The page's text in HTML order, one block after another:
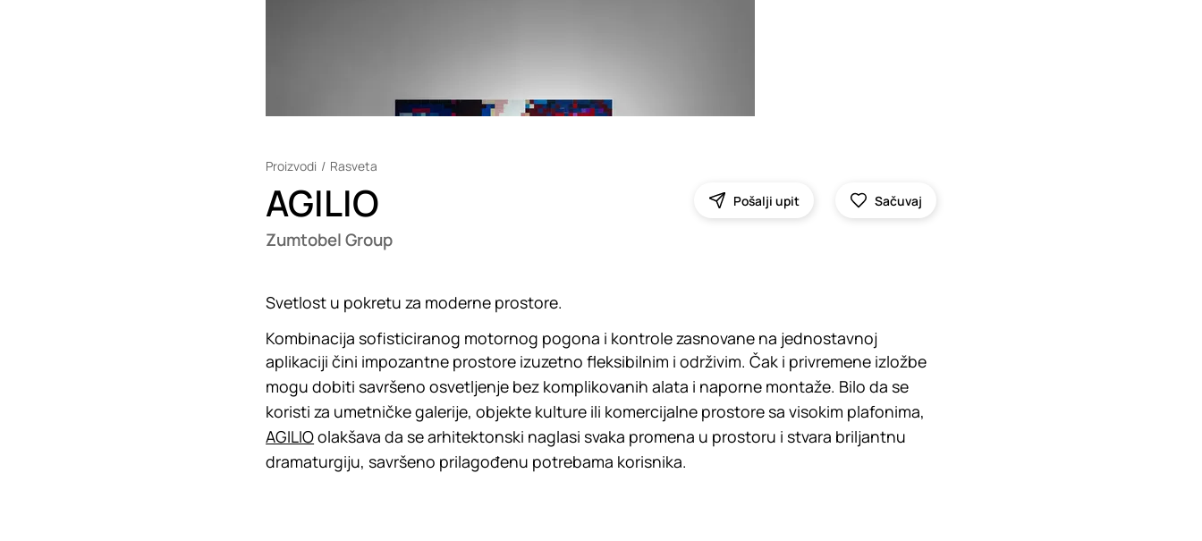
Proizvodi Rasveta
AGILIO
Zumtobel Group
Pošalji upit Sačuvaj
Svetlost u pokretu za moderne prostore.
Kombinacija sofisticiranog motornog pogona i kontrole zasnovane na jednostavnoj
aplikaciji čini impozantne prostore izuzetno fleksibilnim i održivim. Čak i privremene izložbe
mogu dobiti savršeno osvetljenje bez komplikovanih alata i naporne montaže. Bilo da se
koristi za umetničke galerije, objekte kulture ili komercijalne prostore sa visokim plafonima,
AGILIOolakšava da se arhitektonski naglasi svaka promena u prostoru i stvara briljantnu
dramaturgiju, savršeno prilagođenu potrebama korisnika.